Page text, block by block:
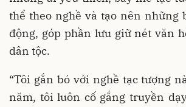
thể theo nghề và tạo nên những
động, góp phần lưu giữ nét văn
dân tộc.
“Tôi gắn bó với nghề tạc tượng
năm, tôi luôn cố gắng truyền